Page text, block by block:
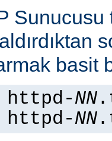
Sunucusu
basit
NN
NN